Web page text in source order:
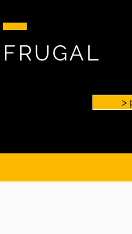
FRUGAL
>